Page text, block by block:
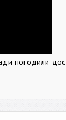
погодили